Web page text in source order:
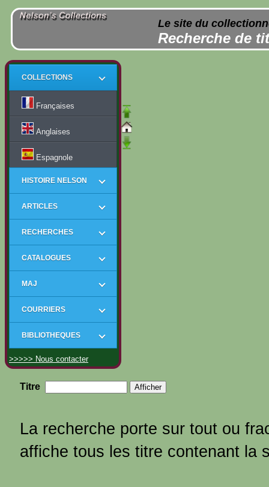
Le site du
Recherche de
COLLECTIONS
Françaises
Anglaises
Espagnole
HISTOIRE NELSON
ARTICLES
RECHERCHES
CATALOGUES
MAJ
COURRIERS
BIBLIOTHEQUES
>>>>> Nous contacter
Titre
La recherche porte sur tout ou
affiche tous les titre contenant la